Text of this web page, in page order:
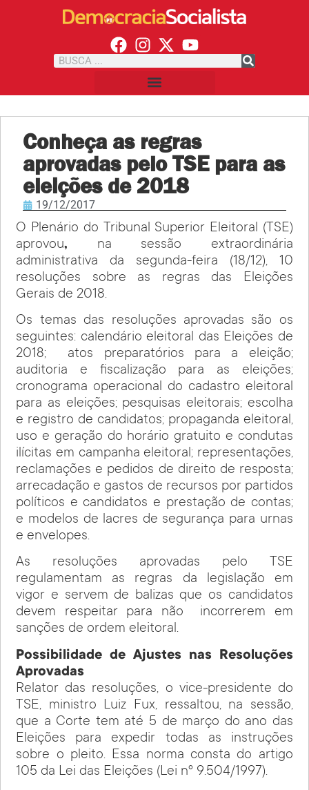
Conheça as regras
aprovadas pelo TSE para as
eleições de 2018
19/12/2017
O Plenário do Tribunal Superior Eleitoral (TSE)
aprovou, na sessão extraordinária
administrativa da segunda-feira (18/12), 10
resoluções sobre as regras das Eleições
Gerais de 2018.
Os temas das resoluções aprovadas são os
seguintes: calendário eleitoral das Eleições de
2018; atos preparatórios para a eleição;
auditoria e fiscalização para as eleições;
cronograma operacional do cadastro eleitoral
para as eleições; pesquisas eleitorais; escolha
e registro de candidatos; propaganda eleitoral,
uso e geração do horário gratuito e condutas
ilícitas em campanha eleitoral; representações,
reclamações e pedidos de direito de resposta;
arrecadação e gastos de recursos por partidos
políticos e candidatos e prestação de contas;
e modelos de lacres de segurança para urnas
e envelopes.
As resoluções aprovadas pelo TSE
regulamentam as regras da legislação em
vigor e servem de balizas que os candidatos
devem respeitar para não incorrerem em
sanções de ordem eleitoral.
Possibilidade de Ajustes nas Resoluções
Aprovadas
Relator das resoluções, o vice-presidente do
TSE, ministro Luiz Fux, ressaltou, na sessão,
que a Corte tem até 5 de março do ano das
Eleições para expedir todas as instruções
sobre o pleito. Essa norma consta do artigo
105 da Lei das Eleições (Lei nº 9.504/1997).